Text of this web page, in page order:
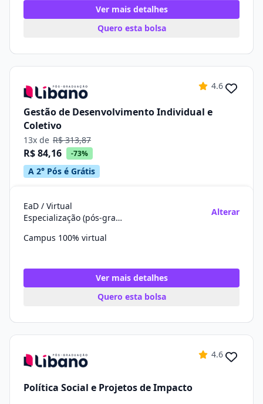
Ver mais detalhes
Quero esta bolsa
4.6
Gestão de Desenvolvimento Individual e
Coletivo
13x de R$ 313,87
R$ 84,16 -73%
A 2° Pós é Grátis
EaD / Virtual
Especialização (pós-graduação)
Alterar
Campus 100% virtual
Ver mais detalhes
Quero esta bolsa
4.6
Política Social e Projetos de Impacto